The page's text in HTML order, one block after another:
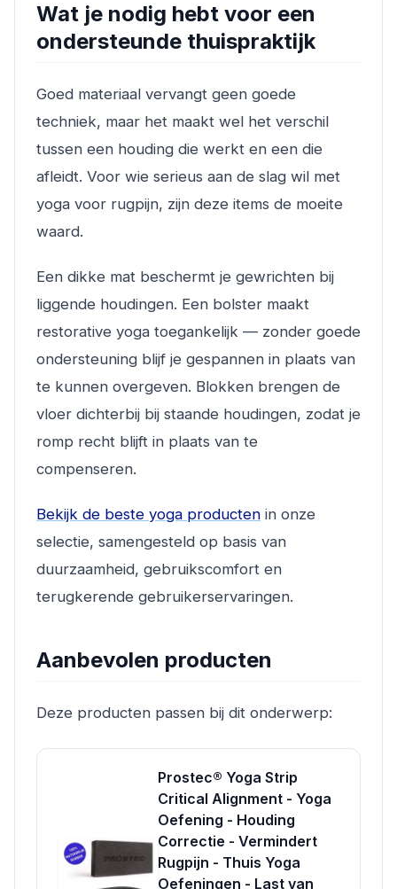
Wat je nodig hebt voor een
ondersteunde thuispraktijk
Goed materiaal vervangt geen goede
techniek, maar het maakt wel het verschil
tussen een houding die werkt en een die
afleidt. Voor wie serieus aan de slag wil met
yoga voor rugpijn, zijn deze items de moeite
waard.
Een dikke mat beschermt je gewrichten bij
liggende houdingen. Een bolster maakt
restorative yoga toegankelijk — zonder goede
ondersteuning blijf je gespannen in plaats van
te kunnen overgeven. Blokken brengen de
vloer dichterbij bij staande houdingen, zodat je
romp recht blijft in plaats van te
compenseren.
Bekijk de beste yoga producten in onze
selectie, samengesteld op basis van
duurzaamheid, gebruikscomfort en
terugkerende gebruikerservaringen.
Aanbevolen producten
Deze producten passen bij dit onderwerp:
Prostec® Yoga Strip
Critical Alignment - Yoga
Oefening - Houding
Correctie - Vermindert
Rugpijn - Thuis Yoga
Oefeningen - Last van